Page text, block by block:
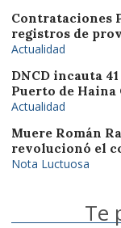
Contrataciones
registros de
Actualidad
DNCD incauta
Puerto de
Actualidad
Muere Román
revolucionó el
Nota Luctuosa
Te